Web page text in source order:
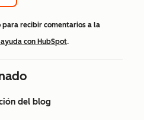
recibir comentarios a la
con HubSpot.
del blog